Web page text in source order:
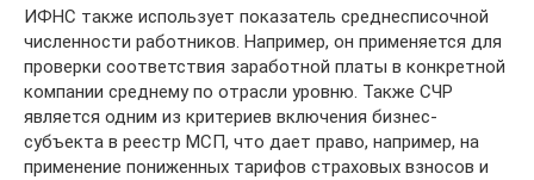
ИФНС также использует показатель среднесписочной
численности работников. Например, он применяется для
проверки соответствия заработной платы в конкретной
компании среднему по отрасли уровню. Также СЧР
является одним из критериев включения бизнес-
субъекта в реестр МСП, что дает право, например, на
применение пониженных тарифов страховых взносов и